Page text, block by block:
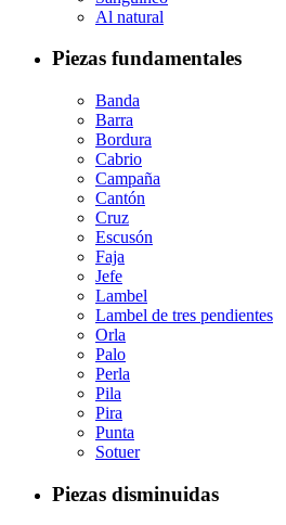
Al natural
Piezas fundamentales
Banda
Barra
Bordura
Cabrio
Campaña
Cantón
Cruz
Escusón
Faja
Jefe
Lambel
Lambel de tres pendientes
Orla
Palo
Perla
Pila
Pira
Punta
Sotuer
Piezas disminuidas